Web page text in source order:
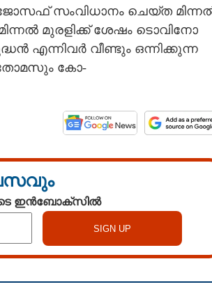
സംവിധാനം ചെയ്ത
മുരളിക്ക് ശേഷം ടൊവിനോ
വീണ്ടും ഒന്നിക്കുന്ന
തോമസും കോ-
ഇൻബോക്സിൽ